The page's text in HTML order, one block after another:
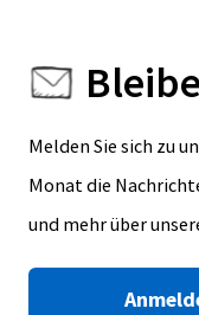
Melden Sie sich zu
Monat die
und mehr über